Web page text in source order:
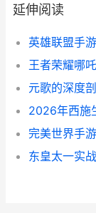
延伸阅读
元歌的深度
东皇太一实